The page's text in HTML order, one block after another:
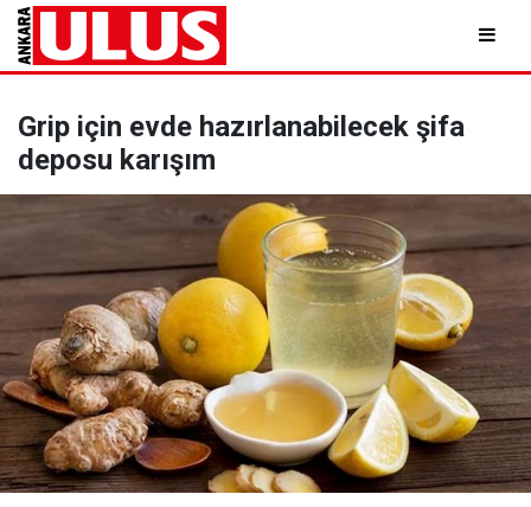
Grip için evde hazırlanabilecek şifa
deposu karışım